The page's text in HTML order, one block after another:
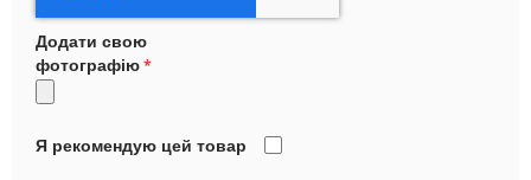
Додати свою
фотографію
Я рекомендую цей товар